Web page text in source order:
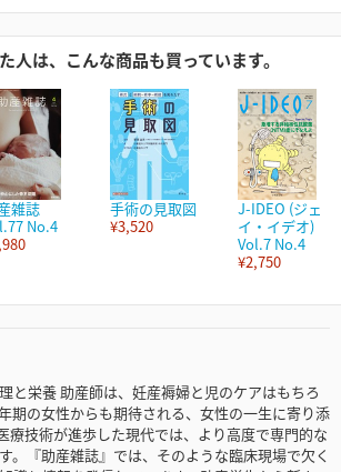
人は、こんな商品も買っています。
雑誌
No.4
手術の見取図
¥3,520
J-IDEO (ジェ
イ・イデオ)
Vol.7 No.4
¥2,750
栄養 助産師は、妊産褥婦と児のケアはもちろ
期の女性からも期待される、女性の一生に寄り添
療技術が進歩した現代では、より高度で専門的な
。『助産雑誌』では、そのような臨床現場で欠く